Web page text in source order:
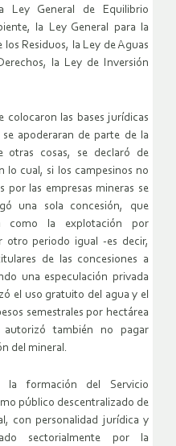
Ley General de Equilibrio
la Ley General para la
Residuos, la Ley de Aguas
la Ley de Inversión
colocaron las bases jurídicas
apoderaran de parte de la
otras cosas, se declaró de
lo cual, si los campesinos no
por las empresas mineras se
una sola concesión, que
como la explotación por
otro periodo igual -es decir,
de las concesiones a
una especulación privada
el uso gratuito del agua y el
semestrales por hectárea
también no pagar
del mineral.
la formación del Servicio
público descentralizado de
con personalidad jurídica y
sectorialmente por la